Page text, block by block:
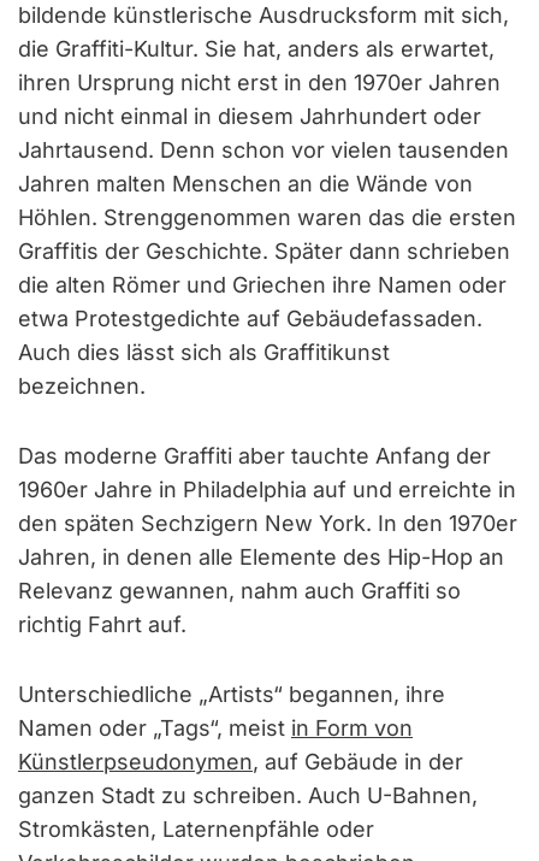
bildende künstlerische Ausdrucksform mit sich,
die Graffiti-Kultur. Sie hat, anders als erwartet,
ihren Ursprung nicht erst in den 1970er Jahren
und nicht einmal in diesem Jahrhundert oder
Jahrtausend. Denn schon vor vielen tausenden
Jahren malten Menschen an die Wände von
Höhlen. Strenggenommen waren das die ersten
Graffitis der Geschichte. Später dann schrieben
die alten Römer und Griechen ihre Namen oder
etwa Protestgedichte auf Gebäudefassaden.
Auch dies lässt sich als Graffitikunst
bezeichnen.
Das moderne Graffiti aber tauchte Anfang der
1960er Jahre in Philadelphia auf und erreichte in
den späten Sechzigern New York. In den 1970er
Jahren, in denen alle Elemente des Hip-Hop an
Relevanz gewannen, nahm auch Graffiti so
richtig Fahrt auf.
Unterschiedliche „Artists“ begannen, ihre
Namen oder „Tags“, meist in Form von
Künstlerpseudonymen, auf Gebäude in der
ganzen Stadt zu schreiben. Auch U-Bahnen,
Stromkästen, Laternenpfähle oder